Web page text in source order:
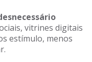
vitrines digitais
estímulo, menos